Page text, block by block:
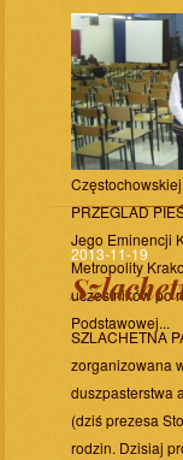
PRZEGLAD
Jego Eminencji
Metropolity
uczestników po
Podstawowej...
2013-11-19
SZLACHETNA
zorganizowana
duszpasterstwa
(dziś prezesa
rodzin. Dzisiaj